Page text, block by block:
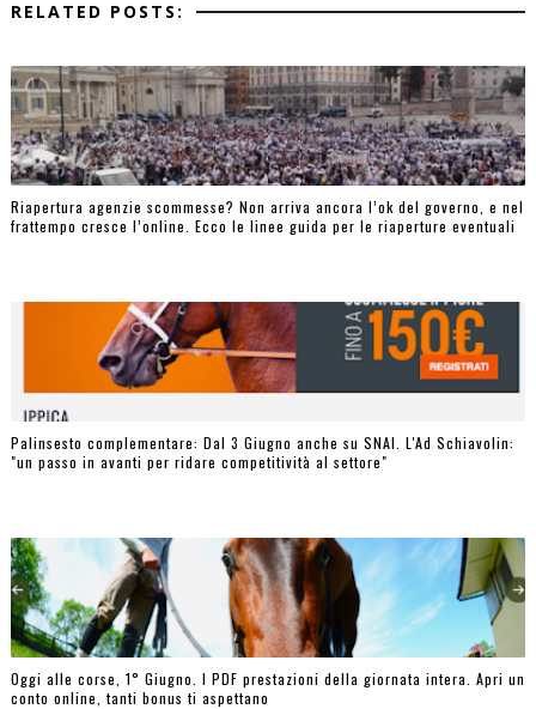
RELATED POSTS:
Riapertura agenzie scommesse? Non arriva ancora l’ok del governo, e nel
frattempo cresce l’online. Ecco le linee guida per le riaperture eventuali
Palinsesto complementare: Dal 3 Giugno anche su SNAI. L'Ad Schiavolin:
"un passo in avanti per ridare competitività al settore"
Oggi alle corse, 1° Giugno. I PDF prestazioni della giornata intera. Apri un
conto online, tanti bonus ti aspettano